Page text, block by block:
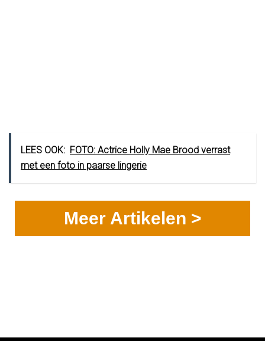
LEES OOK: FOTO: Actrice Holly Mae Brood verrast
met een foto in paarse lingerie
Meer Artikelen >